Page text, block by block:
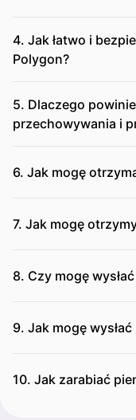
4. Jak łatwo i
Polygon?
5. Dlaczego
przechowywania i
6. Jak mogę
7. Jak mogę
8. Czy mogę
9. Jak mogę
10. Jak zarabiać